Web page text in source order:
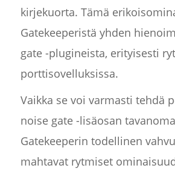
kirjekuorta. Tämä
Gatekeeperistä yhden
gate -plugineista, erityisesti
porttisovelluksissa.
Vaikka se voi varmasti tehdä
noise gate -lisäosan
Gatekeeperin todellinen
mahtavat rytmiset